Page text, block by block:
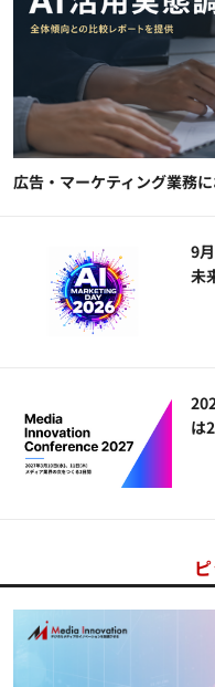
広告・マーケティング業務
9
未
は